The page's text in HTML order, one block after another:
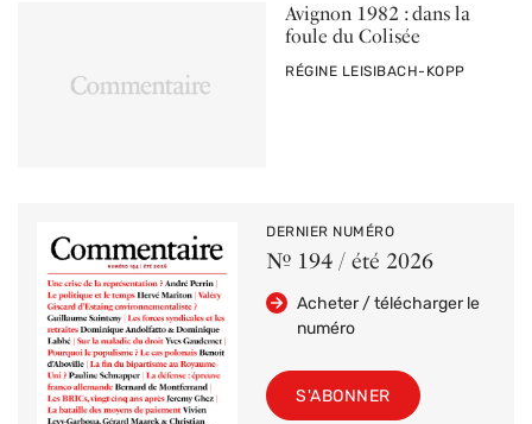
Avignon 1982 : dans la
foule du Colisée
PAR
RÉGINE LEISIBACH-KOPP
DERNIER NUMÉRO
Nº 194 / été 2026
Acheter / télécharger le
numéro
S'ABONNER